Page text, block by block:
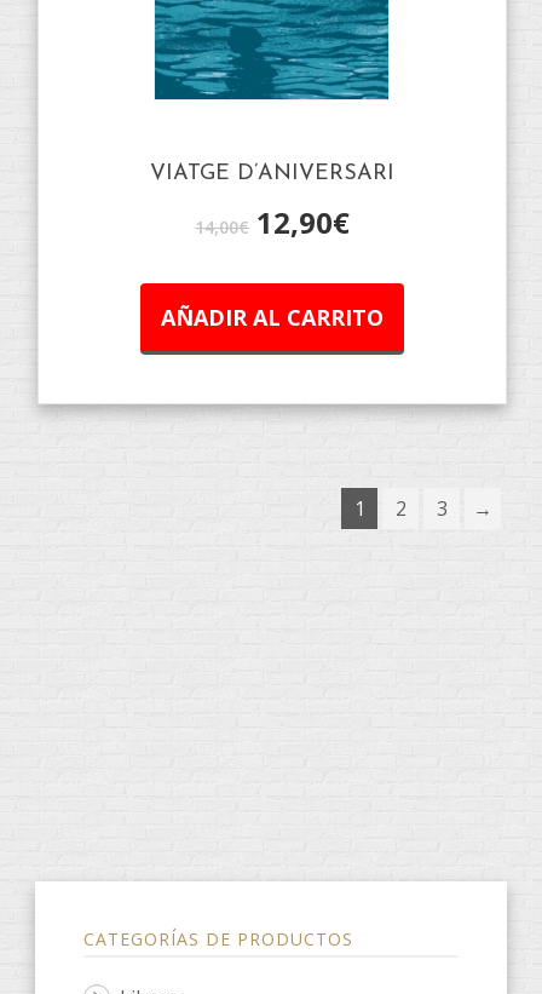
VIATGE D’ANIVERSARI
14,00€ 12,90€
AÑADIR AL CARRITO
1 2 3 →
CATEGORÍAS DE PRODUCTOS